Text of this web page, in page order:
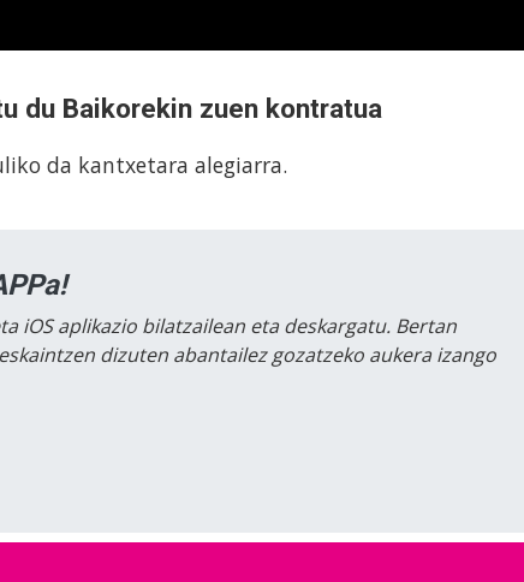
du Baikorekin zuen kontratua
da kantxetara alegiarra.
iOS aplikazio bilatzailean eta deskargatu. Bertan
dizuten abantailez gozatzeko aukera izango